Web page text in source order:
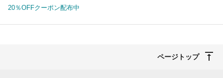
20％OFFクーポン配布中
ページトップ